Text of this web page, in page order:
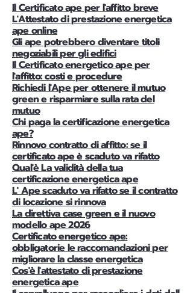
Il Certificato ape per l'affitto breve
L'Attestato di prestazione energetica
ape online
Gli ape potrebbero diventare titoli
negoziabili per gli edifici
Il Certificato energetico ape per
l'affitto: costi e procedure
Richiedi l'Ape per ottenere il mutuo
green e risparmiare sulla rata del
mutuo
Chi paga la certificazione energetica
ape?
Rinnovo contratto di affitto: se il
certificato ape è scaduto va rifatto
Qual'è La validità della tua
certificazione energetica ape
L' Ape scaduto va rifatto se il contratto
di locazione si rinnova
La direttiva case green e il nuovo
modello ape 2026
Certificato energetico ape:
obbligatorie le raccomandazioni per
migliorare la classe energetica
Cos'è l'attestato di prestazione
energetica ape